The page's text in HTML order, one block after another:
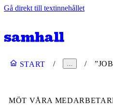
Gå direkt till textinnehållet
START …
MÖT VÅRA